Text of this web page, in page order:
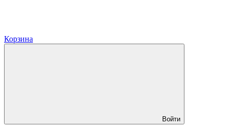
Корзина
Войти